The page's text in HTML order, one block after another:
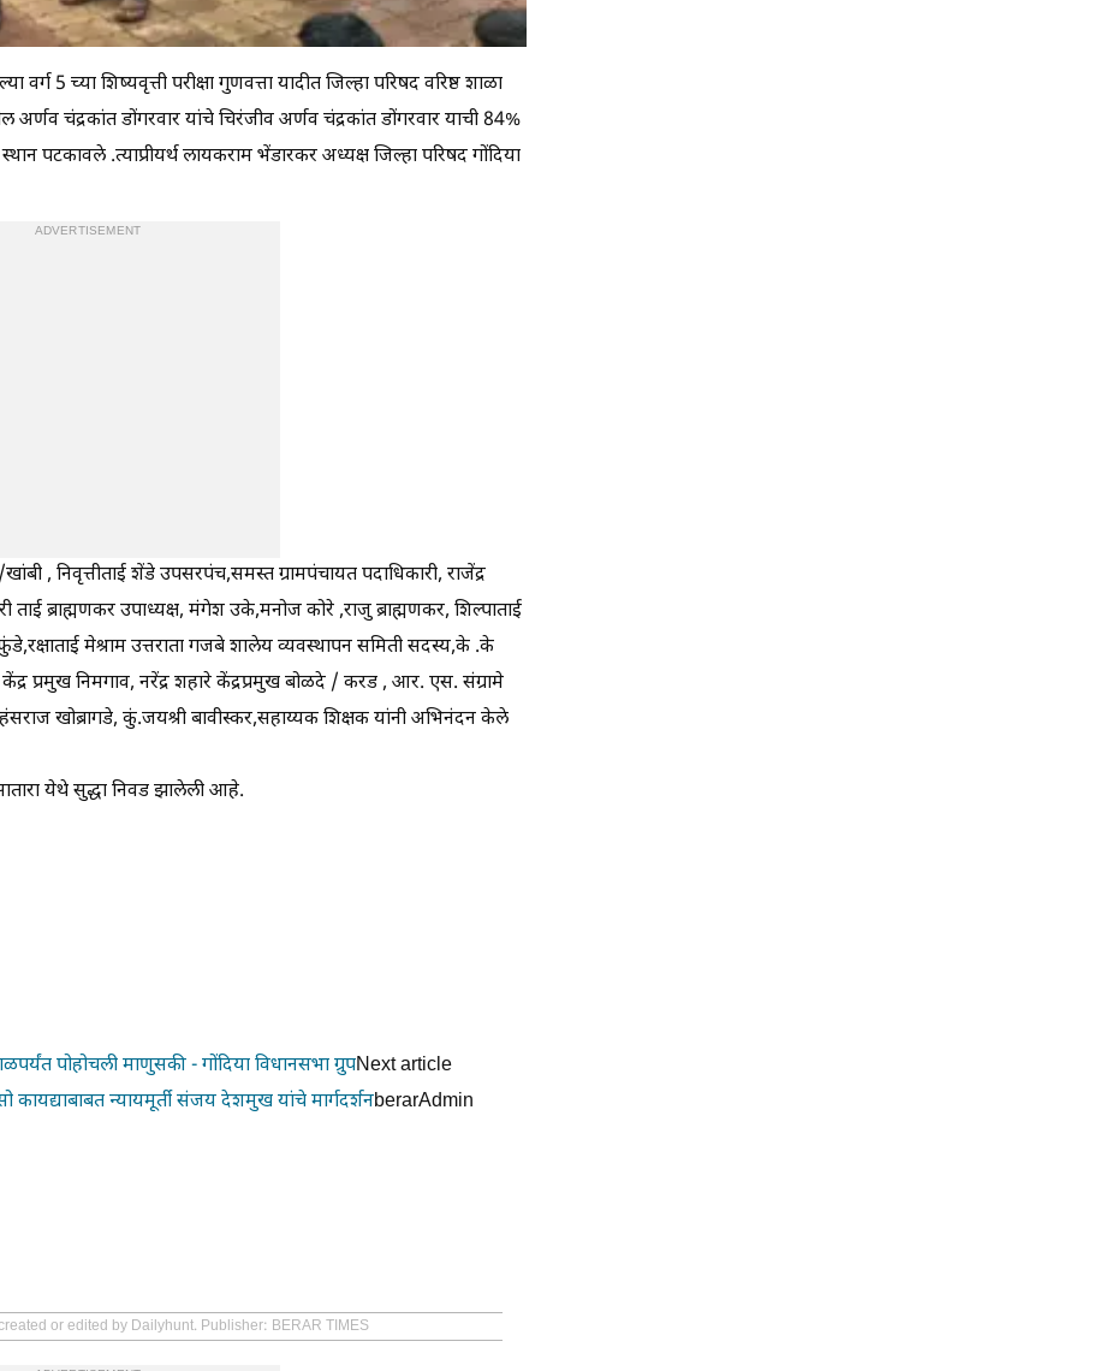
वर्ग 5 च्या शिष्यवृत्ती परीक्षा गुणवत्ता यादीत जिल्हा परिषद वरिष्ठ शाळा
चंद्रकांत डोंगरवार यांचे चिरंजीव अर्णव चंद्रकांत डोंगरवार याची 84%
पटकावले .त्याप्रीयर्थ लायकराम भेंडारकर अध्यक्ष जिल्हा परिषद गोंदिया
ADVERTISEMENT
, निवृत्तीताई शेंडे उपसरपंच,समस्त ग्रामपंचायत पदाधिकारी, राजेंद्र
ब्राह्मणकर उपाध्यक्ष, मंगेश उके,मनोज कोरे ,राजु ब्राह्मणकर, शिल्पाताई
मेश्राम उत्तराता गजबे शालेय व्यवस्थापन समिती सदस्य,के .के
प्रमुख निमगाव, नरेंद्र शहारे केंद्रप्रमुख बोळदे / करड , आर. एस. संग्रामे
खोब्रागडे, कुं.जयश्री बावीस्कर,सहाय्यक शिक्षक यांनी अभिनंदन केले
येथे सुद्धा निवड झालेली आहे.
पोहोचली माणुसकी - गोंदिया विधानसभा ग्रुपNext article
कायद्याबाबत न्यायमूर्ती संजय देशमुख यांचे मार्गदर्शनberarAdmin
or edited by Dailyhunt. Publisher: BERAR TIMES